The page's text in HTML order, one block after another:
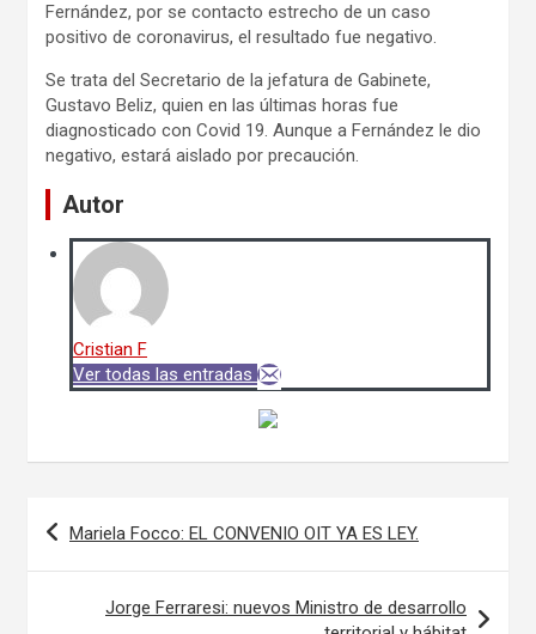
Fernández, por se contacto estrecho de un caso
positivo de coronavirus, el resultado fue negativo.
Se trata del Secretario de la jefatura de Gabinete,
Gustavo Beliz, quien en las últimas horas fue
diagnosticado con Covid 19. Aunque a Fernández le dio
negativo, estará aislado por precaución.
Autor
Cristian F
Ver todas las entradas
Navegación
Mariela Focco: EL CONVENIO OIT YA ES LEY.
Jorge Ferraresi: nuevos Ministro de desarrollo